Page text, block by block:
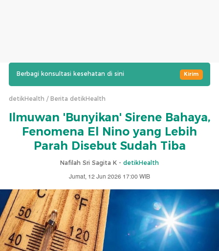
Berbagi konsultasi kesehatan di sini Kirim
detikHealth Berita detikHealth
Ilmuwan 'Bunyikan' Sirene Bahaya,
Fenomena El Nino yang Lebih
Parah Disebut Sudah Tiba
Nafilah Sri Sagita K - detikHealth
Jumat, 12 Jun 2026 17:00 WIB